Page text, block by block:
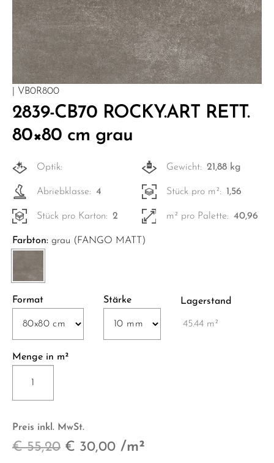
| VB0R800
2839-CB70 ROCKY.ART RETT.
80×80 cm grau
Optik: Gewicht: 21,88 kg
Abriebklasse: 4 Stück pro m²: 1,56
Stück pro Karton: 2 m² pro Palette: 40,96
Farbton: grau (FANGO MATT)
Format Stärke Lagerstand
45.44 m²
Menge in m²
CB70
ROCKY.ART
80x80
cm
Preis inkl. MwSt.
€55,20 Ursprünglicher
€ 30,00Aktueller
/m²